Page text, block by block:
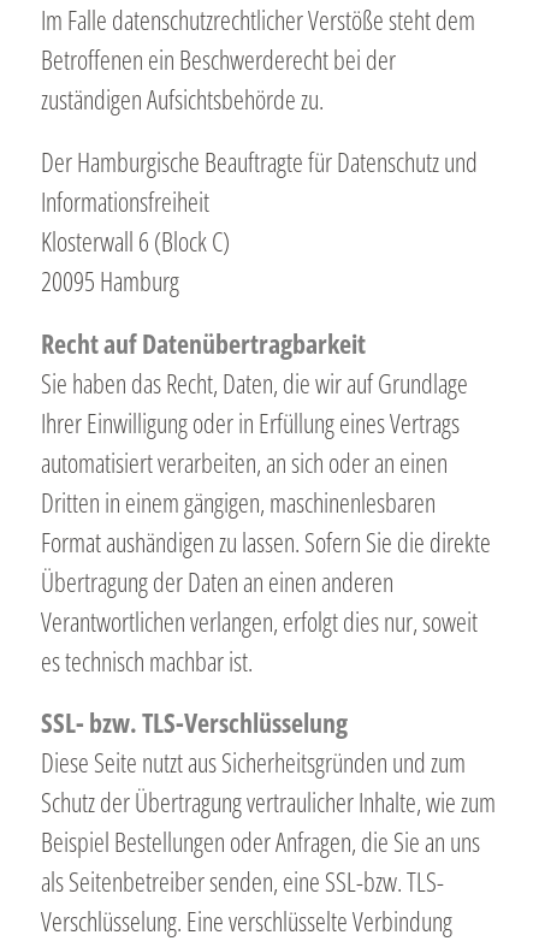
Im Falle datenschutzrechtlicher Verstöße steht dem
Betroffenen ein Beschwerderecht bei der
zuständigen Aufsichtsbehörde zu.
Der Hamburgische Beauftragte für Datenschutz und
Informationsfreiheit
Klosterwall 6 (Block C)
20095 Hamburg
Recht auf Datenübertragbarkeit
Sie haben das Recht, Daten, die wir auf Grundlage
Ihrer Einwilligung oder in Erfüllung eines Vertrags
automatisiert verarbeiten, an sich oder an einen
Dritten in einem gängigen, maschinenlesbaren
Format aushändigen zu lassen. Sofern Sie die direkte
Übertragung der Daten an einen anderen
Verantwortlichen verlangen, erfolgt dies nur, soweit
es technisch machbar ist.
SSL- bzw. TLS-Verschlüsselung
Diese Seite nutzt aus Sicherheitsgründen und zum
Schutz der Übertragung vertraulicher Inhalte, wie zum
Beispiel Bestellungen oder Anfragen, die Sie an uns
als Seitenbetreiber senden, eine SSL-bzw. TLS-
Verschlüsselung. Eine verschlüsselte Verbindung